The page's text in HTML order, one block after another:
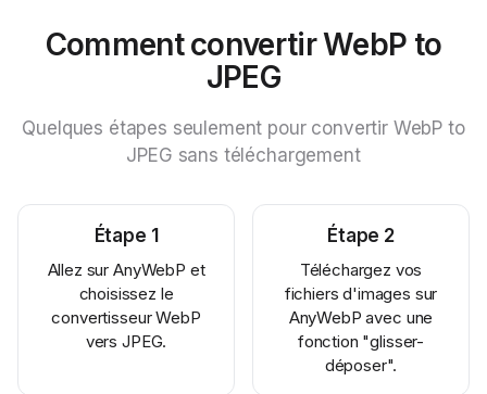
Comment convertir WebP to
JPEG
Quelques étapes seulement pour convertir WebP to
JPEG sans téléchargement
Étape 1
Allez sur AnyWebP et
choisissez le
convertisseur WebP
vers JPEG.
Étape 2
Téléchargez vos
fichiers d'images sur
AnyWebP avec une
fonction "glisser-
déposer".